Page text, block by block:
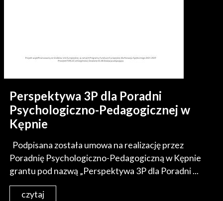
Perspektywa 3P dla Poradni
Psychologiczno-Pedagogicznej w
Kępnie
Podpisana została umowa na realizację przez
Poradnię Psychologiczno-Pedagogiczną w Kępnie
grantu pod nazwą „Perspektywa 3P dla Poradni ...
czytaj